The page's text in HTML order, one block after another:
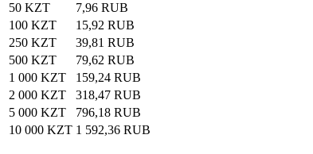
50 KZT
7,96 RUB
100 KZT
15,92 RUB
250 KZT
39,81 RUB
500 KZT
79,62 RUB
1 000 KZT
159,24 RUB
2 000 KZT
318,47 RUB
5 000 KZT
796,18 RUB
10 000 KZT 1 592,36 RUB